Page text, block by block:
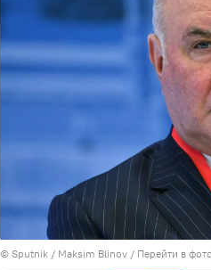
© Sputnik / Maksim Blinov / Перейти в